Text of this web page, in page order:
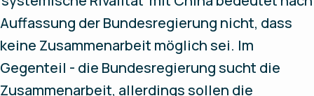
Auffassung der Bundesregierung nicht, dass
keine Zusammenarbeit möglich sei. Im
Gegenteil - die Bundesregierung sucht die
Zusammenarbeit, allerdings sollen die